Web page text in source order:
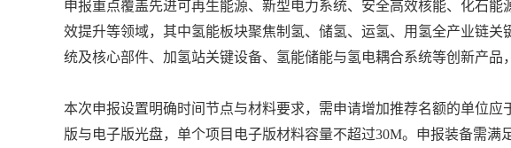
申报重点覆盖先进可再生能源、新型电力系统、安全高效核能、化石
效提升等领域，其中氢能板块聚焦制氢、储氢、运氢、用氢全产业链
统及核心部件、加氢站关键设备、氢能储能与氢电耦合系统等创新产品
本次申报设置明确时间节点与材料要求，需申请增加推荐名额的单位
版与电子版光盘，单个项目电子版材料容量不超过30M。申报装备需